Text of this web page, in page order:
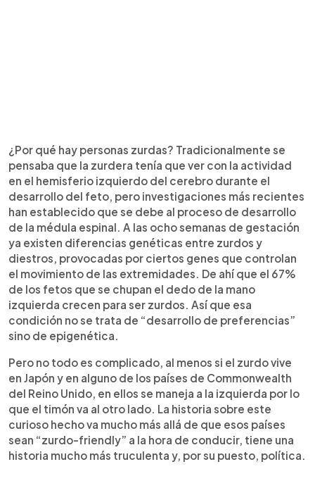
¿Por qué hay personas zurdas? Tradicionalmente se
pensaba que la zurdera tenía que ver con la actividad
en el hemisferio izquierdo del cerebro durante el
desarrollo del feto, pero investigaciones más recientes
han establecido que se debe al proceso de desarrollo
de la médula espinal. A las ocho semanas de gestación
ya existen diferencias genéticas entre zurdos y
diestros, provocadas por ciertos genes que controlan
el movimiento de las extremidades. De ahí que el 67%
de los fetos que se chupan el dedo de la mano
izquierda crecen para ser zurdos. Así que esa
condición no se trata de “desarrollo de preferencias”
sino de epigenética.
Pero no todo es complicado, al menos si el zurdo vive
en Japón y en alguno de los países de Commonwealth
del Reino Unido, en ellos se maneja a la izquierda por lo
que el timón va al otro lado. La historia sobre este
curioso hecho va mucho más allá de que esos países
sean “zurdo-friendly” a la hora de conducir, tiene una
historia mucho más truculenta y, por su puesto, política.